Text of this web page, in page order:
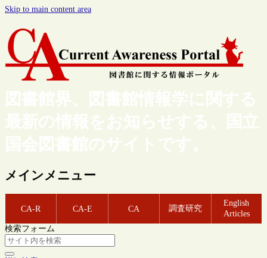
Skip to main content area
図書館界、図書館情報学に関する
最新の情報をお知らせする、国立
国会図書館のサイトです。
メインメニュー
CA-R CA-E CA 調査研究
English
Articles
検索フォーム